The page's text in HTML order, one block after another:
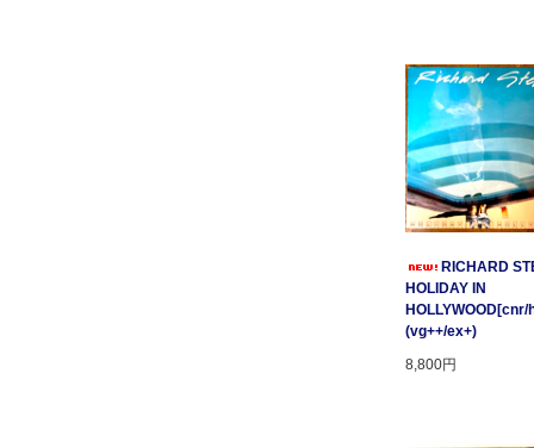
RICHARD
HOLIDAY IN
(vg++/ex+)
8,800円